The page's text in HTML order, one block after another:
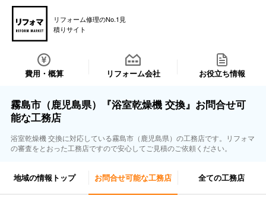
リフォーム修理のNo.1見
積りサイト
費用・概算 リフォーム会社 お役立ち情報
霧島市（鹿児島県）『浴室乾燥機 交換』お問合せ可
能な工務店
浴室乾燥機 交換に対応している霧島市（鹿児島県）の工務店です。リフォマ
の審査をとおった工務店ですので安心してご見積のご依頼ください。
地域の情報トップ お問合せ可能な工務店 全ての工務店